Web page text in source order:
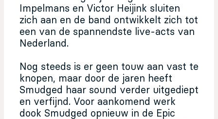
Impelmans en Victor Heijink sluiten
zich aan en de band ontwikkelt zich tot
een van de spannendste live-acts van
Nederland.
Nog steeds is er geen touw aan vast te
knopen, maar door de jaren heeft
Smudged haar sound verder uitgediept
en verfijnd. Voor aankomend werk
dook Smudged opnieuw in de Epic